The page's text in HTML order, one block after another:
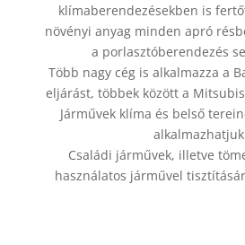
klímaberendezésekben is
növényi anyag minden apró
a porlasztóberendezés
Több nagy cég is alkalmazza a
eljárást, többek között a
Járművek klíma és belső
Családi járművek, illetve
használatos járművel